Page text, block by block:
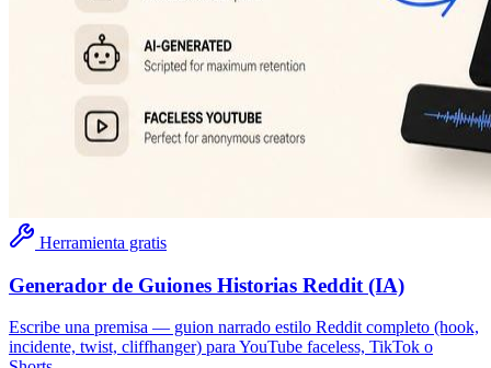
Herramienta gratis
Generador de Guiones Historias Reddit (IA)
Escribe una premisa — guion narrado estilo Reddit completo (hook,
incidente, twist, cliffhanger) para YouTube faceless, TikTok o